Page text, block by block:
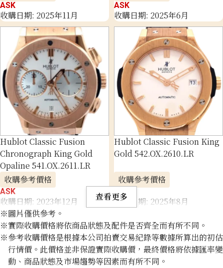
ASK
收購日期: 2025年11月
ASK
收購日期: 2025年6月
Hublot Classic Fusion
Chronograph King Gold
Opaline 541.OX.2611.LR
收購參考價格
ASK
收購日期: 2023年12月
Hublot Classic Fusion King
Gold 542.OX.2610.LR
收購參考價格
ASK
收購日期: 2025年8月
查看更多
※圖片僅供參考。
※實際收購價格將依商品狀態及配件是否齊全而有所不同。
※參考收購價格是根據本公司拍賣交易紀錄等數據所算出的初估
行情價。此價格並非保證實際收購價，最終價格將依據匯率變
動、商品狀態及市場趨勢等因素而有所不同。